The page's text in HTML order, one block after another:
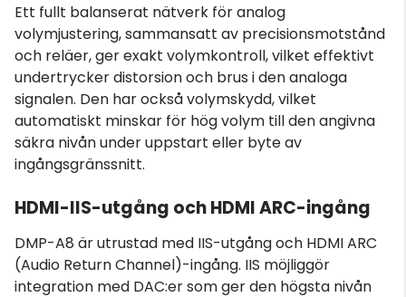
Ett fullt balanserat nätverk för analog
volymjustering, sammansatt av precisionsmotstånd
och reläer, ger exakt volymkontroll, vilket effektivt
undertrycker distorsion och brus i den analoga
signalen. Den har också volymskydd, vilket
automatiskt minskar för hög volym till den angivna
säkra nivån under uppstart eller byte av
ingångsgränssnitt.
HDMI-IIS-utgång och HDMI ARC-ingång
DMP-A8 är utrustad med IIS-utgång och HDMI ARC
(Audio Return Channel)-ingång. IIS möjliggör
integration med DAC:er som ger den högsta nivån